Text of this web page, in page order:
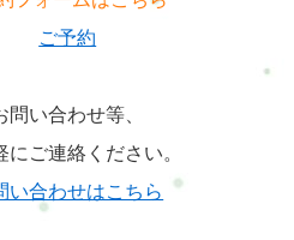
ご予約
問い合わせ等、
にご連絡ください。
い合わせはこちら